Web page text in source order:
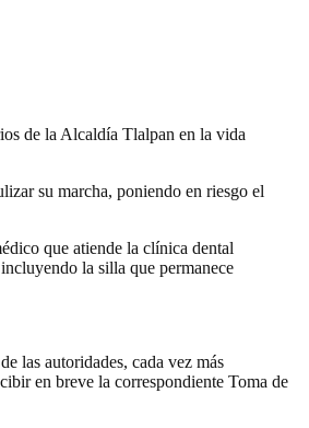
de la Alcaldía Tlalpan en la vida
su marcha, poniendo en riesgo el
que atiende la clínica dental
la silla que permanece
las autoridades, cada vez más
en breve la correspondiente Toma de